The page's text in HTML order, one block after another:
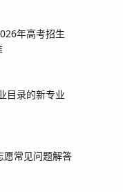
年高考招生
目录的新专业
愿常见问题解答